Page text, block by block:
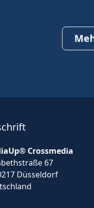
Crossmedia
67
Düsseldorf